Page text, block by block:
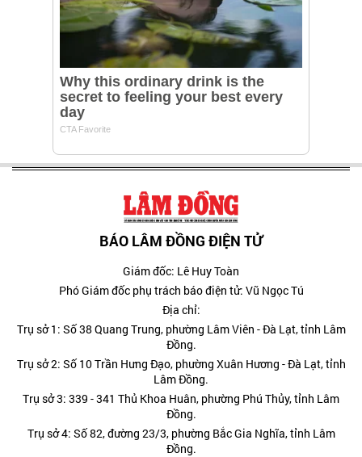
BÁO LÂM ĐỒNG ĐIỆN TỬ
Giám đốc: Lê Huy Toàn
Phó Giám đốc phụ trách báo điện tử: Vũ Ngọc Tú
Địa chỉ:
Trụ sở 1: Số 38 Quang Trung, phường Lâm Viên - Đà Lạt, tỉnh Lâm
Đồng.
Trụ sở 2: Số 10 Trần Hưng Đạo, phường Xuân Hương - Đà Lạt, tỉnh
Lâm Đồng.
Trụ sở 3: 339 - 341 Thủ Khoa Huân, phường Phú Thủy, tỉnh Lâm
Đồng.
Trụ sở 4: Số 82, đường 23/3, phường Bắc Gia Nghĩa, tỉnh Lâm
Đồng.